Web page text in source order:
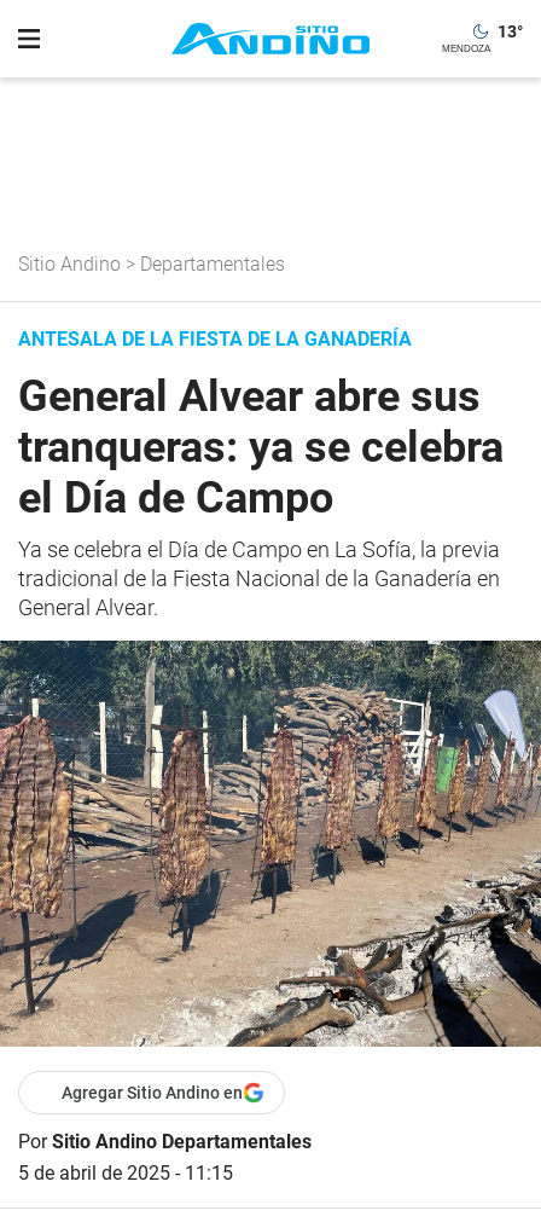
13°
Sitio Andino > Departamentales
ANTESALA DE LA FIESTA DE LA GANADERÍA
General Alvear abre sus
tranqueras: ya se celebra
el Día de Campo
Ya se celebra el Día de Campo en La Sofía, la previa
tradicional de la Fiesta Nacional de la Ganadería en
General Alvear.
Agregar Sitio Andino en
PorSitio Andino Departamentales
5 de abril de 2025 - 11:15